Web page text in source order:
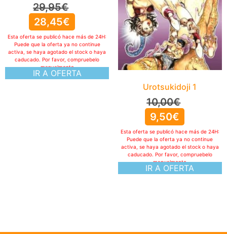
29,95€
28,45€
IR A OFERTA
Esta oferta se publicó hace más de 24H:
Puede que la oferta ya no continue
activa, se haya agotado el stock o haya
caducado. Por favor, compruebelo
manualmente
Urotsukidoji 1
10,00€
9,50€
IR A OFERTA
Esta oferta se publicó hace más de 24H:
Puede que la oferta ya no continue
activa, se haya agotado el stock o haya
caducado. Por favor, compruebelo
manualmente